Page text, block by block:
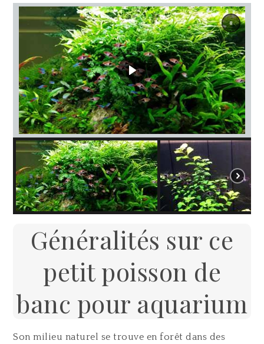
Généralités sur ce
petit poisson de
banc pour aquarium
Son milieu naturel se trouve en forêt dans des